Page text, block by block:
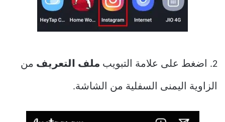
2. اضغط على علامة التبويب ملف التعريف من
الزاوية اليمنى السفلية من الشاشة.